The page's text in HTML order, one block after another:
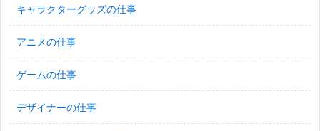
キャラクターグッズの仕事
アニメの仕事
ゲームの仕事
デザイナーの仕事